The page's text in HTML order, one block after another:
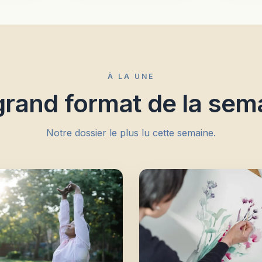
À LA UNE
format de la
Notre dossier le plus lu cette semaine.